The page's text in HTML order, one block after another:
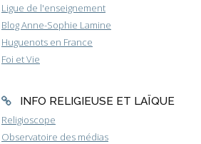
Ligue de l'enseignement
Blog Anne-Sophie Lamine
Huguenots en France
Foi et Vie
INFO RELIGIEUSE ET LAÏQUE
Religioscope
Observatoire des médias